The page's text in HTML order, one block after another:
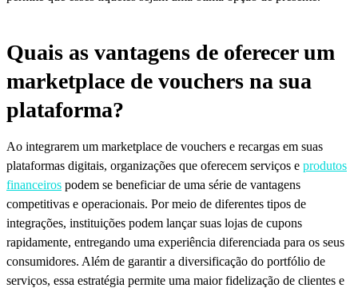
Quais as vantagens de oferecer um
marketplace de vouchers na sua
plataforma?
Ao integrarem um marketplace de vouchers e recargas em suas
plataformas digitais, organizações que oferecem serviços e produtos
financeiros podem se beneficiar de uma série de vantagens
competitivas e operacionais. Por meio de diferentes tipos de
integrações, instituições podem lançar suas lojas de cupons
rapidamente, entregando uma experiência diferenciada para os seus
consumidores. Além de garantir a diversificação do portfólio de
serviços, essa estratégia permite uma maior fidelização de clientes e